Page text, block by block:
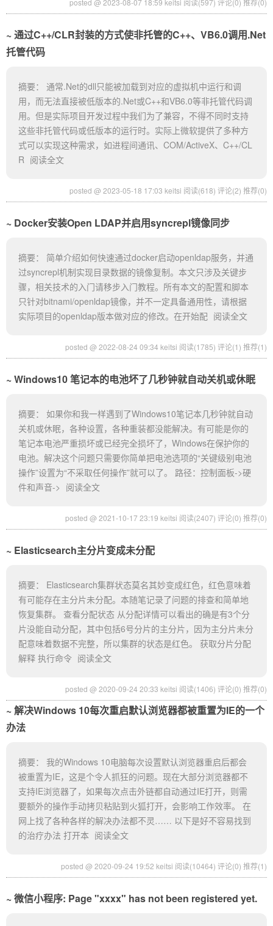
posted @ 2023-08-07 18:59 keitsi 阅读(597) 评论(0) 推荐(0)
通过C++/CLR封装的方式使非托管的C++、VB6.0调用.Net
托管代码
摘要： 通常.Net的dll只能被加载到对应的虚拟机中运行和调
用，而无法直接被低版本的.Net或C++和VB6.0等非托管代码调
用。但是实际项目开发过程中我们为了兼容，不得不同时支持
这些非托管代码或低版本的运行时。实际上微软提供了多种方
式可以实现这种需求，如进程间通讯、COM/ActiveX、C++/CL
R 阅读全文
posted @ 2023-05-18 17:03 keitsi 阅读(618) 评论(2) 推荐(0)
Docker安装Open LDAP并启用syncrepl镜像同步
摘要： 简单介绍如何快速通过docker启动openldap服务，并通
过syncrepl机制实现目录数据的镜像复制。本文只涉及关键步
骤，相关技术的入门请移步入门教程。所有本文的配置和脚本
只针对bitnami/openldap镜像，并不一定具备通用性，请根据
实际项目的openldap版本做对应的修改。在开始配 阅读全文
posted @ 2022-08-24 09:34 keitsi 阅读(1785) 评论(1) 推荐(1)
Windows10 笔记本的电池坏了几秒钟就自动关机或休眠
摘要： 如果你和我一样遇到了Windows10笔记本几秒钟就自动
关机或休眠，各种设置，各种重装都没能解决。有可能是你的
笔记本电池严重损坏或已经完全损坏了，Windows在保护你的
电池。解决这个问题只需要你简单把电池选项的“关键级别电池
操作”设置为“不采取任何操作”就可以了。 路径：控制面板->硬
件和声音-> 阅读全文
posted @ 2021-10-17 23:19 keitsi 阅读(2407) 评论(0) 推荐(0)
Elasticsearch主分片变成未分配
摘要： Elasticsearch集群状态莫名其妙变成红色，红色意味着
有可能存在主分片未分配。本随笔记录了问题的排查和简单地
恢复集群。 查看分配状态 从分配详情可以看出的确是有3个分
片没能自动分配，其中包括6号分片的主分片，因为主分片未分
配意味着数据不完整，所以集群的状态是红色。 获取分片分配
解释 执行命令 阅读全文
posted @ 2020-09-24 20:33 keitsi 阅读(1406) 评论(0) 推荐(0)
解决Windows 10每次重启默认浏览器都被重置为IE的一个
办法
摘要： 我的Windows 10电脑每次设置默认浏览器重启后都会
被重置为IE，这是个令人抓狂的问题。现在大部分浏览器都不
支持IE浏览器了，如果每次点击外链都自动通过IE打开，则需
要额外的操作手动拷贝粘贴到火狐打开，会影响工作效率。 在
网上找了各种各样的解决办法都不灵…… 以下是好不容易找到
的治疗办法 打开本 阅读全文
posted @ 2020-09-24 19:52 keitsi 阅读(10464) 评论(0) 推荐(1)
微信小程序: Page "xxxx" has not been registered yet.